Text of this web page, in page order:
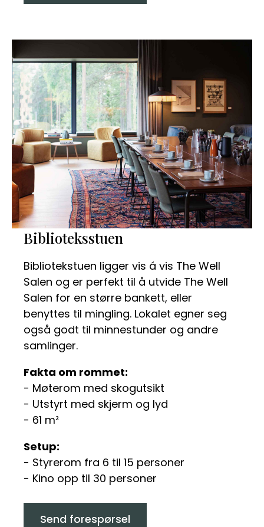
Biblioteksstuen
Bibliotekstuen ligger vis á vis The Well
Salen og er perfekt til å utvide The Well
Salen for en større bankett, eller
benyttes til mingling. Lokalet egner seg
også godt til minnestunder og andre
samlinger.
Fakta om rommet:
- Møterom med skogutsikt
- Utstyrt med skjerm og lyd
- 61 m²
Setup:
- Styrerom fra 6 til 15 personer
- Kino opp til 30 personer
Send forespørsel